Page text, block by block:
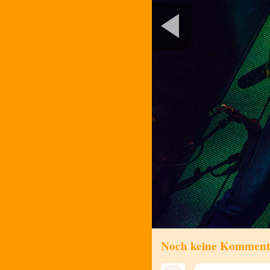
Noch keine